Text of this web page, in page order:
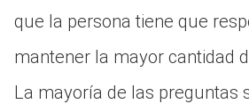
que la persona tiene que
mantener la mayor cantidad
La mayoría de las preguntas